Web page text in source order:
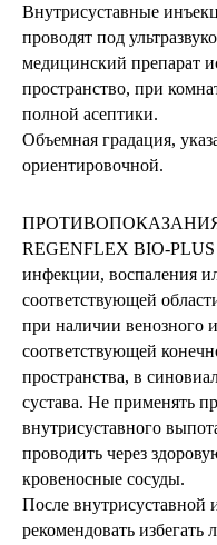
Внутрисуставные
проводят под
медицинский препарат
пространство, при
полной асептики.
Объемная градация,
ориентировочной.
REGENFLEX BIO-PLUS
инфекции, воспаления
соответствующей
при наличии венозного
соответствующей
пространства, в
сустава. Не применять
внутрисуставного
проводить через
кровеносные сосуды.
После внутрисуставной
рекомендовать